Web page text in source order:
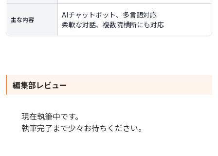
主な内容
AIチャットボット、多言語対応
柔軟な対話、複数院横断にも対応
編集部レビュー
現在執筆中です。
執筆完了まで少々お待ちください。